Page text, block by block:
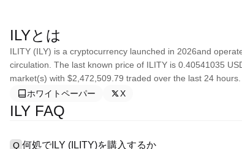
ILYとは
ILITY (ILY) is a cryptocurrency launched in 2026and
circulation. The last known price of ILITY is 0.40541035
market(s) with $2,472,509.79 traded over the last 24
ホワイトペーパー
X
ILY FAQ
Q 何処でILY (ILITY)を購入するか